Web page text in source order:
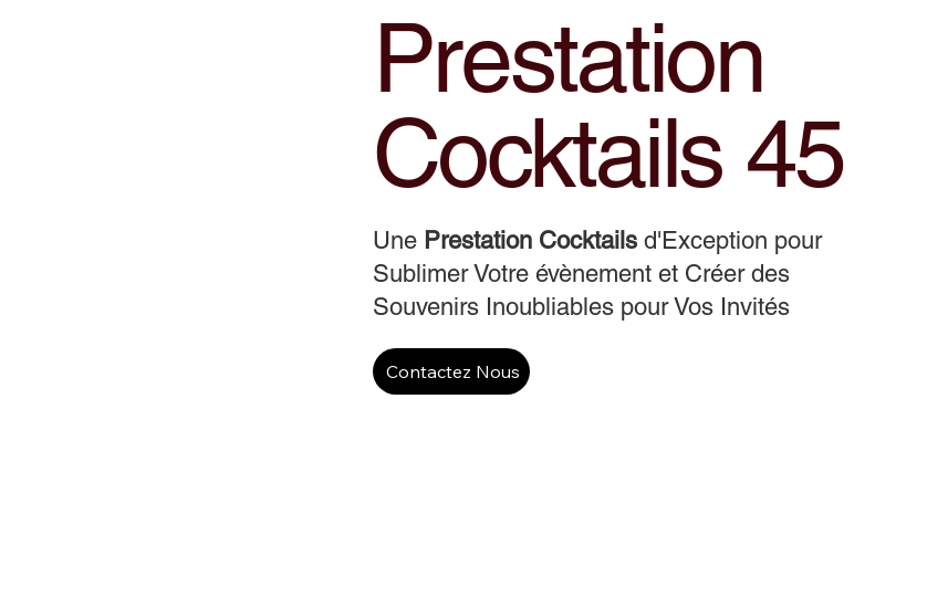
Prestation
Cocktails 45
Une Prestation Cocktails d'Exception pour
Sublimer Votre évènement et Créer des
Souvenirs Inoubliables pour Vos Invités
Contactez Nous